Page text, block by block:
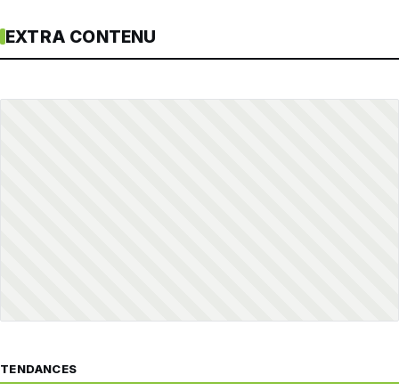
EXTRA CONTENU
TENDANCES